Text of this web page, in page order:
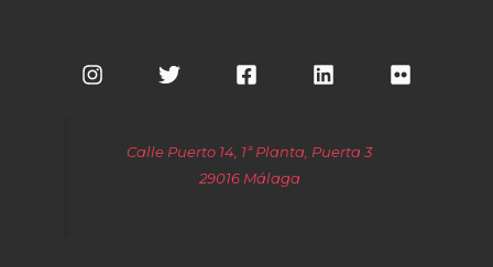
Calle Puerto 14, 1ª Planta, Puerta 3
29016 Málaga